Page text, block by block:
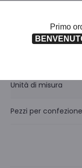
Unità di misura
Pezzi per confezione
Primo